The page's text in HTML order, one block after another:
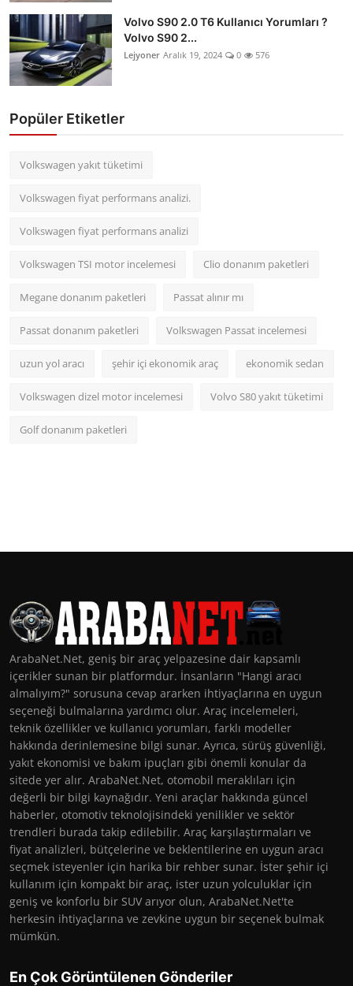
Volvo S90 2.0 T6 Kullanıcı Yorumları ?
Volvo S90 2...
Lejyoner Aralık 19, 2024 0 576
Popüler Etiketler
Volkswagen yakıt tüketimi
Volkswagen fiyat performans analizi.
Volkswagen fiyat performans analizi
Volkswagen TSI motor incelemesi Clio donanım paketleri
Megane donanım paketleri Passat alınır mı
Passat donanım paketleri Volkswagen Passat incelemesi
uzun yol aracı şehir içi ekonomik araç ekonomik sedan
Volkswagen dizel motor incelemesi Volvo S80 yakıt tüketimi
Golf donanım paketleri
ArabaNet.Net, geniş bir araç yelpazesine dair kapsamlı
içerikler sunan bir platformdur. İnsanların "Hangi aracı
almalıyım?" sorusuna cevap ararken ihtiyaçlarına en uygun
seçeneği bulmalarına yardımcı olur. Araç incelemeleri,
teknik özellikler ve kullanıcı yorumları, farklı modeller
hakkında derinlemesine bilgi sunar. Ayrıca, sürüş güvenliği,
yakıt ekonomisi ve bakım ipuçları gibi önemli konular da
sitede yer alır. ArabaNet.Net, otomobil meraklıları için
değerli bir bilgi kaynağıdır. Yeni araçlar hakkında güncel
haberler, otomotiv teknolojisindeki yenilikler ve sektör
trendleri burada takip edilebilir. Araç karşılaştırmaları ve
fiyat analizleri, bütçelerine ve beklentilerine en uygun aracı
seçmek isteyenler için harika bir rehber sunar. İster şehir içi
kullanım için kompakt bir araç, ister uzun yolculuklar için
geniş ve konforlu bir SUV arıyor olun, ArabaNet.Net'te
herkesin ihtiyaçlarına ve zevkine uygun bir seçenek bulmak
mümkün.
En Çok Görüntülenen Gönderiler